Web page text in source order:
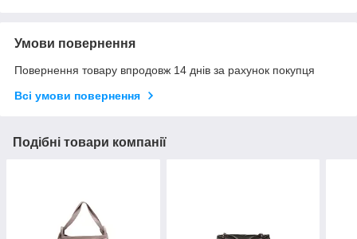
Умови повернення
Повернення товару впродовж 14 днів за рахунок покупця
Всі умови повернення
Подібні товари компанії